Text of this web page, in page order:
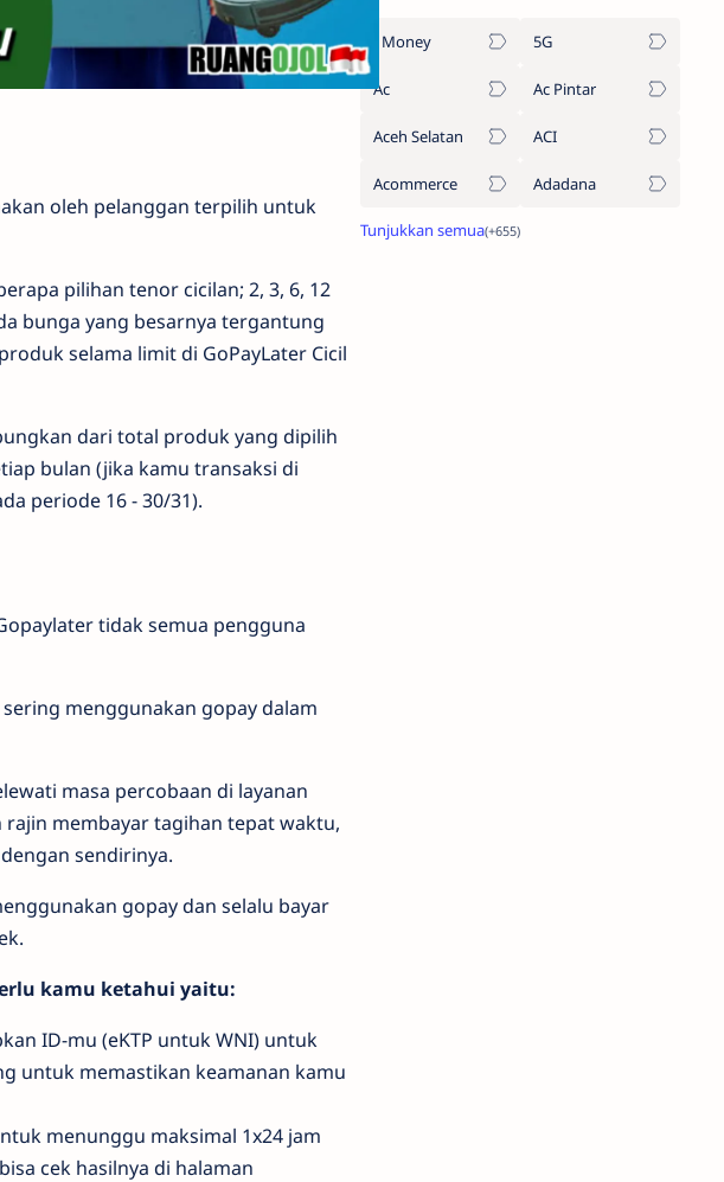
oleh pelanggan terpilih untuk
pilihan tenor cicilan; 2, 3, 6, 12
bunga yang besarnya tergantung
selama limit di GoPayLater Cicil
dari total produk yang dipilih
bulan (jika kamu transaksi di
periode 16 - 30/31).
tidak semua pengguna
menggunakan gopay dalam
masa percobaan di layanan
rajin membayar tagihan tepat waktu,
sendirinya.
gopay dan selalu bayar
kamu ketahui yaitu:
ID-mu (eKTP untuk WNI) untuk
untuk memastikan keamanan kamu
menunggu maksimal 1x24 jam
cek hasilnya di halaman
1Money 5G
Ac Ac Pintar
Aceh Selatan ACI
Acommerce Adadana